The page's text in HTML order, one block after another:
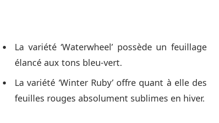
La variété ‘Waterwheel’ possède un feuillage
élancé aux tons bleu-vert.
La variété ‘Winter Ruby’ offre quant à elle des
feuilles rouges absolument sublimes en hiver.